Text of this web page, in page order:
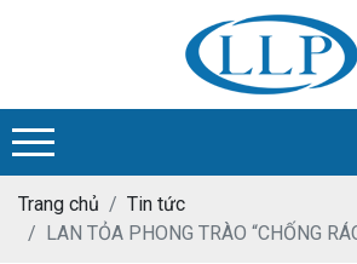
Trang chủ
Tin tức
LAN TỎA PHONG TRÀO “CHỐNG